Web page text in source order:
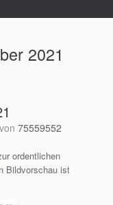
2021
von 75559552
ordentlichen
Bildvorschau ist